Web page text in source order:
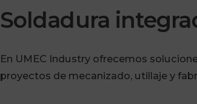
Soldadura
En UMEC Industry ofrecemos
proyectos de mecanizado, utillaje y